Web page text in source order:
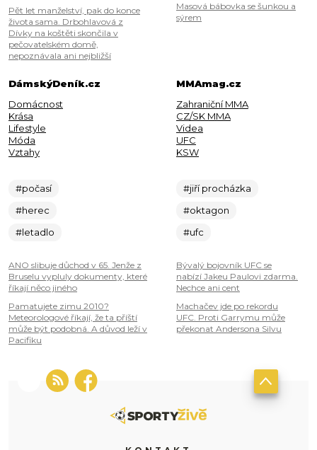
Pět let manželství, pak do konce
života sama. Drbohlavová z
Dívky na koštěti skončila v
pečovatelském domě,
nepoznávala ani nejbližší
Masová bábovka se šunkou a
sýrem
DámskýDeník.cz
Domácnost
Krása
Lifestyle
Móda
Vztahy
#počasí
#herec
#letadlo
ANO slibuje důchod v 65. Jenže z
Bruselu vypluly dokumenty, které
říkají něco jiného
Pamatujete zimu 2010?
Meteorologové říkají, že ta příští
může být podobná. A důvod leží v
Pacifiku
MMAmag.cz
Zahraniční MMA
CZ/SK MMA
Videa
UFC
KSW
#jiří procházka
#oktagon
#ufc
Bývalý bojovník UFC se
nabízí Jakeu Paulovi zdarma.
Nechce ani cent
Machačev jde po rekordu
UFC. Proti Garrymu může
překonat Andersona Silvu